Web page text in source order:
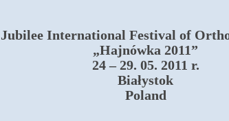
International Festival of
„Hajnówka 2011”
24 – 29. 05. 2011 r.
Białystok
Poland